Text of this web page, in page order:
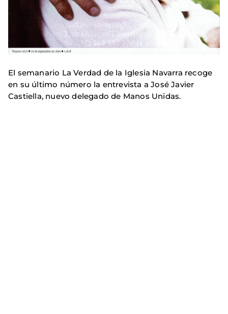
El semanario La Verdad de la Iglesia Navarra recoge
en su último número la entrevista a José Javier
Castiella, nuevo delegado de Manos Unidas.